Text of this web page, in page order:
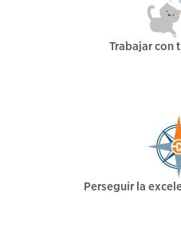
Trabajar con
Perseguir la